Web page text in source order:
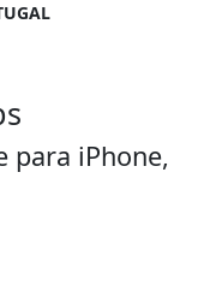
para iPhone,